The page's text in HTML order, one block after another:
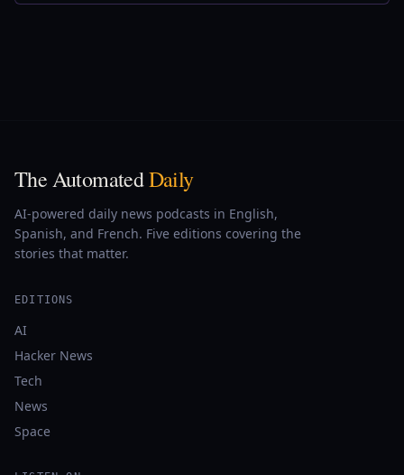
The AutomatedDaily
AI-powered daily news podcasts in English,
Spanish, and French. Five editions covering the
stories that matter.
EDITIONS
AI
Hacker News
Tech
News
Space